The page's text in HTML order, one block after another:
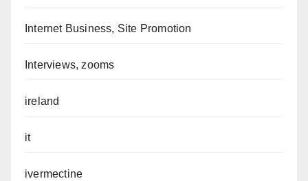
Internet Business, Site Promotion
Interviews, zooms
ireland
it
ivermectine